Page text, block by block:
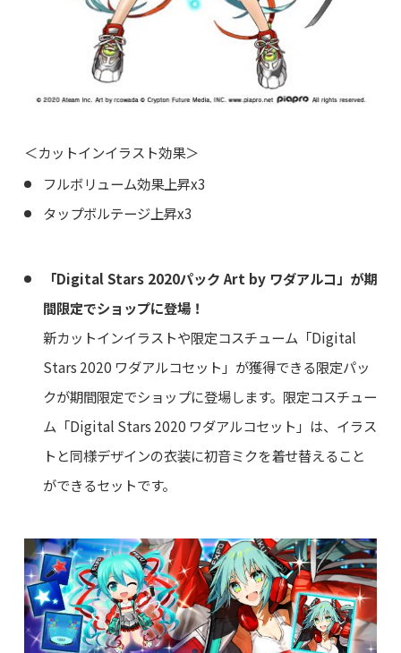
＜カットインイラスト効果＞
フルボリューム効果上昇x3
タップボルテージ上昇x3
「Digital Stars 2020パック Art by ワダアルコ」が期
間限定でショップに登場！
新カットインイラストや限定コスチューム「Digital
Stars 2020 ワダアルコセット」が獲得できる限定パッ
クが期間限定でショップに登場します。限定コスチュー
ム「Digital Stars 2020 ワダアルコセット」は、イラス
トと同様デザインの衣装に初音ミクを着せ替えること
ができるセットです。